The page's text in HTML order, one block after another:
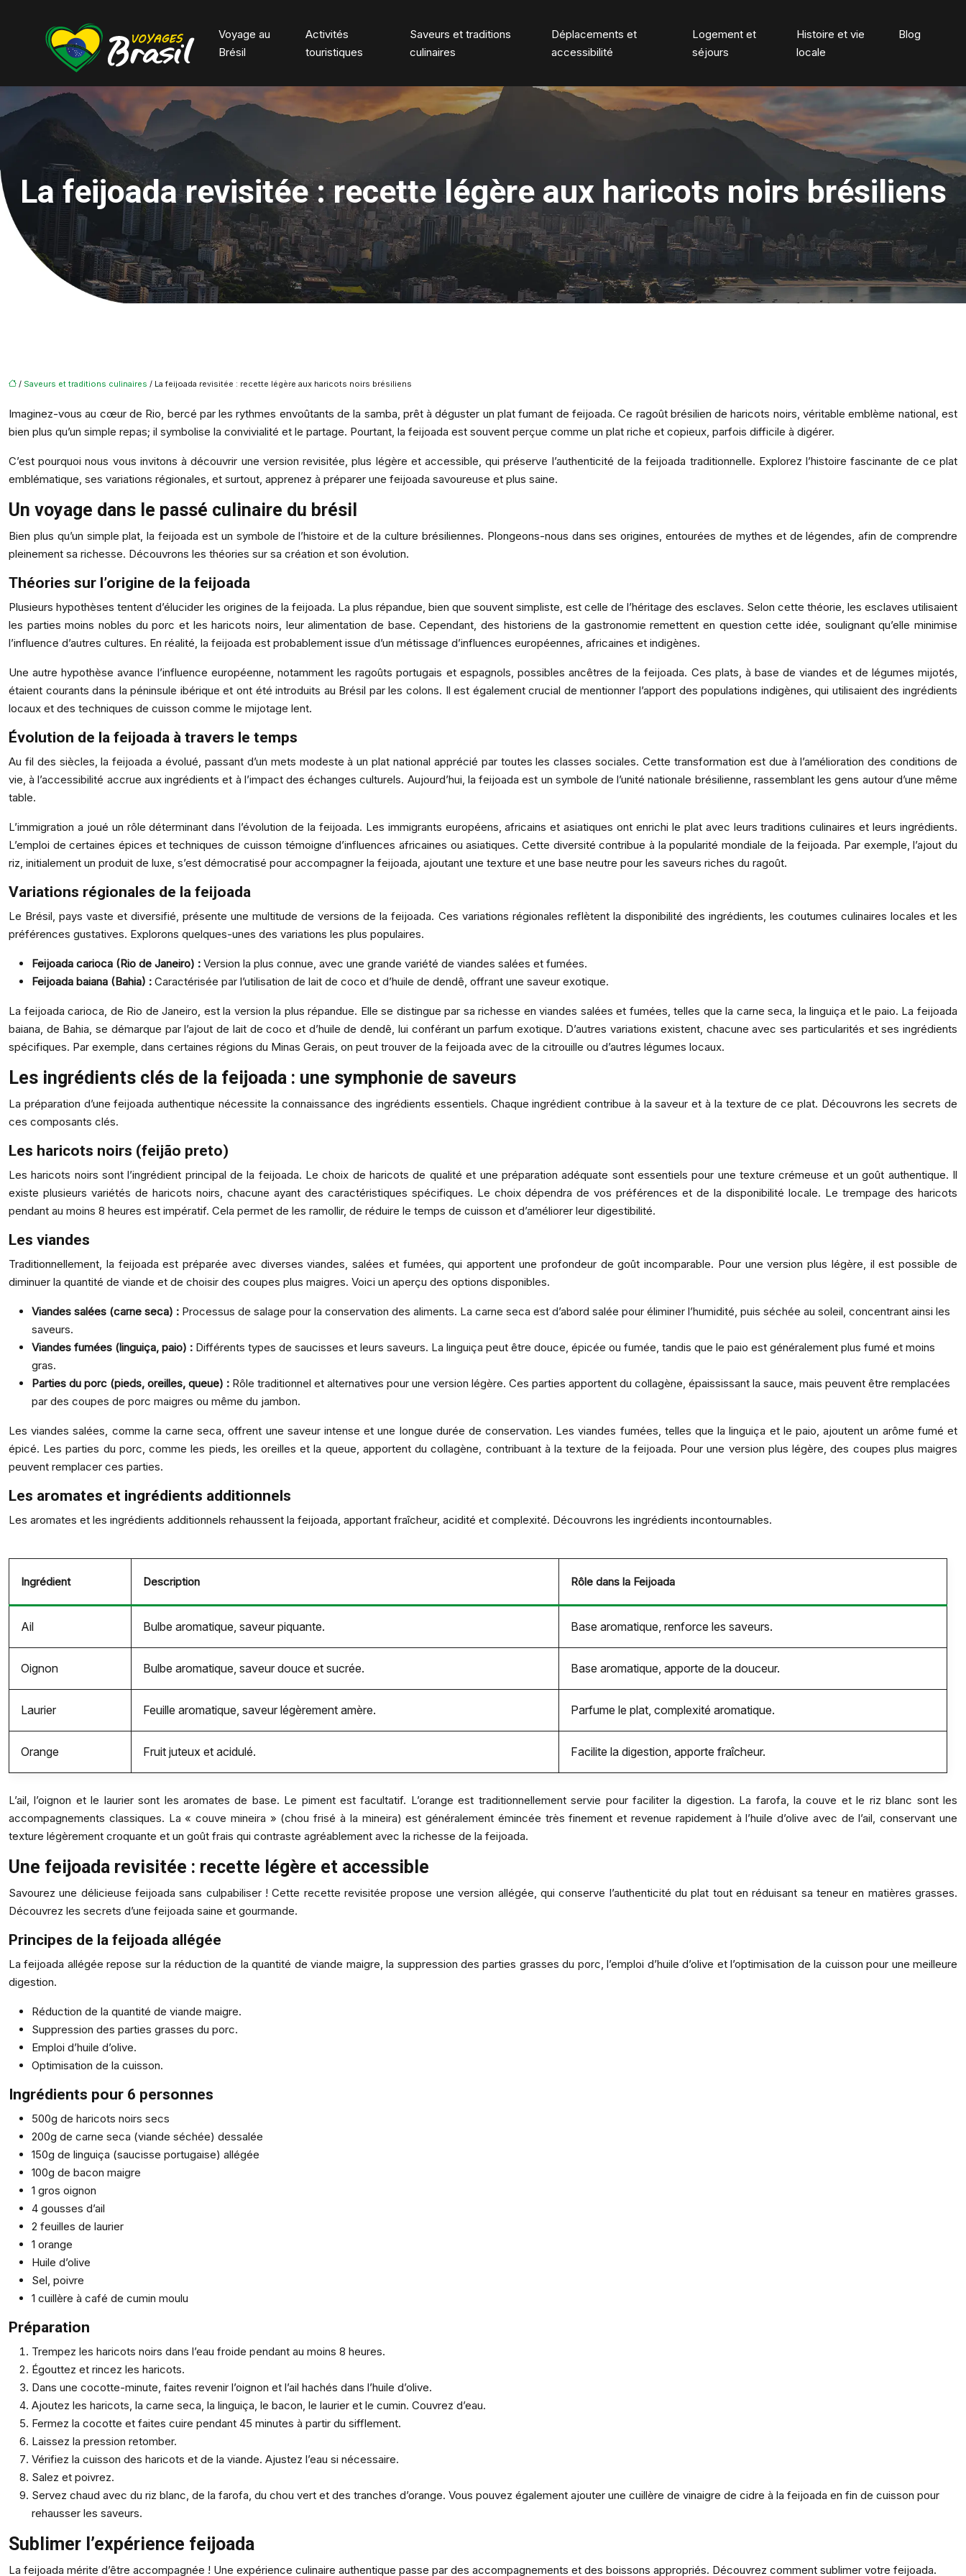
Voyage au
Brésil
Activités
touristiques
Saveurs et traditions
culinaires
Déplacements et
accessibilité
Logement et
séjours
Histoire et vie
locale
Blog
La feijoada revisitée : recette légère aux haricots noirs brésiliens
/ Saveurs et traditions culinaires / La feijoada revisitée : recette légère aux haricots noirs brésiliens
Imaginez-vous au cœur de Rio, bercé par les rythmes envoûtants de la samba, prêt à déguster un plat fumant de feijoada. Ce ragoût brésilien de haricots noirs, véritable emblème national, est
bien plus qu’un simple repas; il symbolise la convivialité et le partage. Pourtant, la feijoada est souvent perçue comme un plat riche et copieux, parfois difficile à digérer.
C’est pourquoi nous vous invitons à découvrir une version revisitée, plus légère et accessible, qui préserve l’authenticité de la feijoada traditionnelle. Explorez l’histoire fascinante de ce plat
emblématique, ses variations régionales, et surtout, apprenez à préparer une feijoada savoureuse et plus saine.
Un voyage dans le passé culinaire du brésil
Bien plus qu’un simple plat, la feijoada est un symbole de l’histoire et de la culture brésiliennes. Plongeons-nous dans ses origines, entourées de mythes et de légendes, afin de comprendre
pleinement sa richesse. Découvrons les théories sur sa création et son évolution.
Théories sur l’origine de la feijoada
Plusieurs hypothèses tentent d’élucider les origines de la feijoada. La plus répandue, bien que souvent simpliste, est celle de l’héritage des esclaves. Selon cette théorie, les esclaves utilisaient
les parties moins nobles du porc et les haricots noirs, leur alimentation de base. Cependant, des historiens de la gastronomie remettent en question cette idée, soulignant qu’elle minimise
l’influence d’autres cultures. En réalité, la feijoada est probablement issue d’un métissage d’influences européennes, africaines et indigènes.
Une autre hypothèse avance l’influence européenne, notamment les ragoûts portugais et espagnols, possibles ancêtres de la feijoada. Ces plats, à base de viandes et de légumes mijotés,
étaient courants dans la péninsule ibérique et ont été introduits au Brésil par les colons. Il est également crucial de mentionner l’apport des populations indigènes, qui utilisaient des ingrédients
locaux et des techniques de cuisson comme le mijotage lent.
Évolution de la feijoada à travers le temps
Au fil des siècles, la feijoada a évolué, passant d’un mets modeste à un plat national apprécié par toutes les classes sociales. Cette transformation est due à l’amélioration des conditions de
vie, à l’accessibilité accrue aux ingrédients et à l’impact des échanges culturels. Aujourd’hui, la feijoada est un symbole de l’unité nationale brésilienne, rassemblant les gens autour d’une même
table.
L’immigration a joué un rôle déterminant dans l’évolution de la feijoada. Les immigrants européens, africains et asiatiques ont enrichi le plat avec leurs traditions culinaires et leurs ingrédients.
L’emploi de certaines épices et techniques de cuisson témoigne d’influences africaines ou asiatiques. Cette diversité contribue à la popularité mondiale de la feijoada. Par exemple, l’ajout du
riz, initialement un produit de luxe, s’est démocratisé pour accompagner la feijoada, ajoutant une texture et une base neutre pour les saveurs riches du ragoût.
Variations régionales de la feijoada
Le Brésil, pays vaste et diversifié, présente une multitude de versions de la feijoada. Ces variations régionales reflètent la disponibilité des ingrédients, les coutumes culinaires locales et les
préférences gustatives. Explorons quelques-unes des variations les plus populaires.
Feijoada carioca (Rio de Janeiro) : Version la plus connue, avec une grande variété de viandes salées et fumées.
Feijoada baiana (Bahia) : Caractérisée par l’utilisation de lait de coco et d’huile de dendê, offrant une saveur exotique.
La feijoada carioca, de Rio de Janeiro, est la version la plus répandue. Elle se distingue par sa richesse en viandes salées et fumées, telles que la carne seca, la linguiça et le paio. La feijoada
baiana, de Bahia, se démarque par l’ajout de lait de coco et d’huile de dendê, lui conférant un parfum exotique. D’autres variations existent, chacune avec ses particularités et ses ingrédients
spécifiques. Par exemple, dans certaines régions du Minas Gerais, on peut trouver de la feijoada avec de la citrouille ou d’autres légumes locaux.
Les ingrédients clés de la feijoada : une symphonie de saveurs
La préparation d’une feijoada authentique nécessite la connaissance des ingrédients essentiels. Chaque ingrédient contribue à la saveur et à la texture de ce plat. Découvrons les secrets de
ces composants clés.
Les haricots noirs (feijão preto)
Les haricots noirs sont l’ingrédient principal de la feijoada. Le choix de haricots de qualité et une préparation adéquate sont essentiels pour une texture crémeuse et un goût authentique. Il
existe plusieurs variétés de haricots noirs, chacune ayant des caractéristiques spécifiques. Le choix dépendra de vos préférences et de la disponibilité locale. Le trempage des haricots
pendant au moins 8 heures est impératif. Cela permet de les ramollir, de réduire le temps de cuisson et d’améliorer leur digestibilité.
Les viandes
Traditionnellement, la feijoada est préparée avec diverses viandes, salées et fumées, qui apportent une profondeur de goût incomparable. Pour une version plus légère, il est possible de
diminuer la quantité de viande et de choisir des coupes plus maigres. Voici un aperçu des options disponibles.
Viandes salées (carne seca) : Processus de salage pour la conservation des aliments. La carne seca est d’abord salée pour éliminer l’humidité, puis séchée au soleil, concentrant ainsi les
saveurs.
Viandes fumées (linguiça, paio) : Différents types de saucisses et leurs saveurs. La linguiça peut être douce, épicée ou fumée, tandis que le paio est généralement plus fumé et moins
gras.
Parties du porc (pieds, oreilles, queue) : Rôle traditionnel et alternatives pour une version légère. Ces parties apportent du collagène, épaississant la sauce, mais peuvent être remplacées
par des coupes de porc maigres ou même du jambon.
Les viandes salées, comme la carne seca, offrent une saveur intense et une longue durée de conservation. Les viandes fumées, telles que la linguiça et le paio, ajoutent un arôme fumé et
épicé. Les parties du porc, comme les pieds, les oreilles et la queue, apportent du collagène, contribuant à la texture de la feijoada. Pour une version plus légère, des coupes plus maigres
peuvent remplacer ces parties.
Les aromates et ingrédients additionnels
Les aromates et les ingrédients additionnels rehaussent la feijoada, apportant fraîcheur, acidité et complexité. Découvrons les ingrédients incontournables.
Ingrédient Description Rôle dans la Feijoada
Ail Bulbe aromatique, saveur piquante. Base aromatique, renforce les saveurs.
Oignon Bulbe aromatique, saveur douce et sucrée. Base aromatique, apporte de la douceur.
Laurier Feuille aromatique, saveur légèrement amère. Parfume le plat, complexité aromatique.
Orange Fruit juteux et acidulé. Facilite la digestion, apporte fraîcheur.
L’ail, l’oignon et le laurier sont les aromates de base. Le piment est facultatif. L’orange est traditionnellement servie pour faciliter la digestion. La farofa, la couve et le riz blanc sont les
accompagnements classiques. La « couve mineira » (chou frisé à la mineira) est généralement émincée très finement et revenue rapidement à l’huile d’olive avec de l’ail, conservant une
texture légèrement croquante et un goût frais qui contraste agréablement avec la richesse de la feijoada.
Une feijoada revisitée : recette légère et accessible
Savourez une délicieuse feijoada sans culpabiliser ! Cette recette revisitée propose une version allégée, qui conserve l’authenticité du plat tout en réduisant sa teneur en matières grasses.
Découvrez les secrets d’une feijoada saine et gourmande.
Principes de la feijoada allégée
La feijoada allégée repose sur la réduction de la quantité de viande maigre, la suppression des parties grasses du porc, l’emploi d’huile d’olive et l’optimisation de la cuisson pour une meilleure
digestion.
Réduction de la quantité de viande maigre.
Suppression des parties grasses du porc.
Emploi d’huile d’olive.
Optimisation de la cuisson.
Ingrédients pour 6 personnes
500g de haricots noirs secs
200g de carne seca (viande séchée) dessalée
150g de linguiça (saucisse portugaise) allégée
100g de bacon maigre
1 gros oignon
4 gousses d’ail
2 feuilles de laurier
1 orange
Huile d’olive
Sel, poivre
1 cuillère à café de cumin moulu
Préparation
Trempez les haricots noirs dans l’eau froide pendant au moins 8 heures.
Égouttez et rincez les haricots.
Dans une cocotte-minute, faites revenir l’oignon et l’ail hachés dans l’huile d’olive.
Ajoutez les haricots, la carne seca, la linguiça, le bacon, le laurier et le cumin. Couvrez d’eau.
Fermez la cocotte et faites cuire pendant 45 minutes à partir du sifflement.
Laissez la pression retomber.
Vérifiez la cuisson des haricots et de la viande. Ajustez l’eau si nécessaire.
Salez et poivrez.
Servez chaud avec du riz blanc, de la farofa, du chou vert et des tranches d’orange. Vous pouvez également ajouter une cuillère de vinaigre de cidre à la feijoada en fin de cuisson pour
rehausser les saveurs.
Sublimer l’expérience feijoada
La feijoada mérite d’être accompagnée ! Une expérience culinaire authentique passe par des accompagnements et des boissons appropriés. Découvrez comment sublimer votre feijoada.